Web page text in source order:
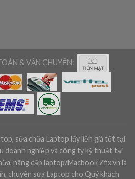
& VẬN CHUYỂN:
sửa chữa Laptop lấy liền giá tốt tại
doanh nghiệp và công ty kỹ thuật tại
nâng cấp laptop/Macbook Zfix.vn là
chuyên sửa Laptop cho Quý khách